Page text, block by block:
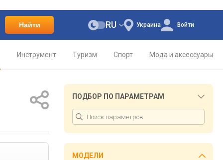
Найти Украина
RU Войти
Инструмент Туризм Спорт Мода и аксессуары
ПОДБОР ПО ПАРАМЕТРАМ
МОДЕЛИ